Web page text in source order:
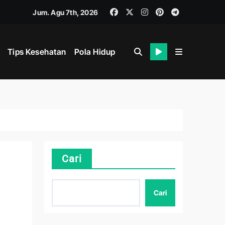
Jum. Agu 7th, 2026
Tips Kesehatan Pola Hidup
Cari
Cari